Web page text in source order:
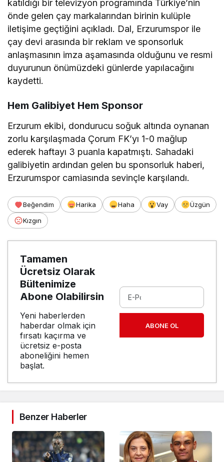
katıldığı bir televizyon programında Türkiye’nin
önde gelen çay markalarından birinin kulüple
iletişime geçtiğini açıkladı. Dal, Erzurumspor ile
çay devi arasında bir reklam ve sponsorluk
anlaşmasının imza aşamasında olduğunu ve resmi
duyurunun önümüzdeki günlerde yapılacağını
kaydetti.
Hem Galibiyet Hem Sponsor
Erzurum ekibi, dondurucu soğuk altında oynanan
zorlu karşılaşmada Çorum FK’yı 1-0 mağlup
ederek haftayı 3 puanla kapatmıştı. Sahadaki
galibiyetin ardından gelen bu sponsorluk haberi,
Erzurumspor camiasında sevinçle karşılandı.
Beğendim Harika Haha Vay
Üzgün
Kızgın
Tamamen
Ücretsiz Olarak
Bültenimize
Abone Olabilirsin
Yeni haberlerden
haberdar olmak için
fırsatı kaçırma ve
ücretsiz e-posta
aboneliğini hemen
başlat.
ABONE OL
Benzer Haberler